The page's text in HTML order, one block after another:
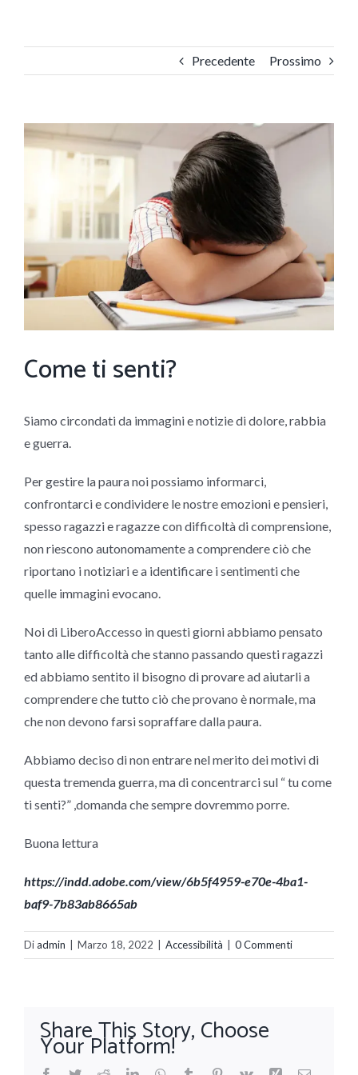
Precedente Prossimo
Ingrandisci
immagine
Come ti senti?
Siamo circondati da immagini e notizie di dolore, rabbia
e guerra.
Per gestire la paura noi possiamo informarci,
confrontarci e condividere le nostre emozioni e pensieri,
spesso ragazzi e ragazze con difficoltà di comprensione,
non riescono autonomamente a comprendere ciò che
riportano i notiziari e a identificare i sentimenti che
quelle immagini evocano.
Noi di LiberoAccesso in questi giorni abbiamo pensato
tanto alle difficoltà che stanno passando questi ragazzi
ed abbiamo sentito il bisogno di provare ad aiutarli a
comprendere che tutto ciò che provano è normale, ma
che non devono farsi sopraffare dalla paura.
Abbiamo deciso di non entrare nel merito dei motivi di
questa tremenda guerra, ma di concentrarci sul “ tu come
ti senti?” ,domanda che sempre dovremmo porre.
Buona lettura
https://indd.adobe.com/view/6b5f4959-e70e-4ba1-
baf9-7b83ab8665ab
Diadmin Marzo 18, 2022 Accessibilità 0 Commenti
Share This Story, Choose
Your Platform!